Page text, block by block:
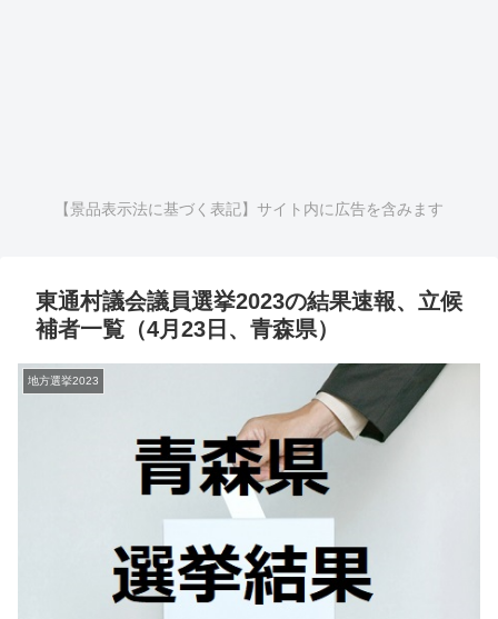
【景品表示法に基づく表記】サイト内に広告を含みます
東通村議会議員選挙2023の結果速報、立候
補者一覧（4月23日、青森県）
地方選挙2023